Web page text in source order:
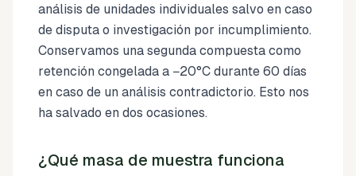
análisis de unidades individuales salvo en caso
de disputa o investigación por incumplimiento.
Conservamos una segunda compuesta como
retención congelada a −20°C durante 60 días
en caso de un análisis contradictorio. Esto nos
ha salvado en dos ocasiones.
¿Qué masa de muestra funciona